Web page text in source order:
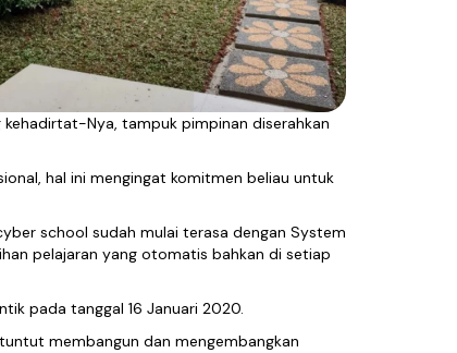
kehadirtat-Nya, tampuk pimpinan diserahkan
hal ini mengingat komitmen beliau untuk
school sudah mulai terasa dengan System
pelajaran yang otomatis bahkan di setiap
pada tanggal 16 Januari 2020.
membangun dan mengembangkan